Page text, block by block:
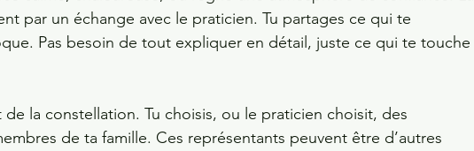
par un échange avec le praticien. Tu partages ce qui te
Pas besoin de tout expliquer en détail, juste ce qui te touche
la constellation. Tu choisis, ou le praticien choisit, des
de ta famille. Ces représentants peuvent être d’autres